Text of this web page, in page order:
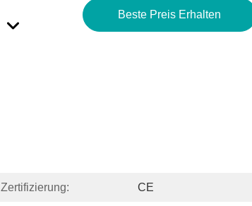
Beste Preis Erhalten
Zertifizierung: CE